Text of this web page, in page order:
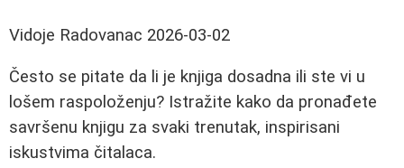
Vidoje Radovanac 2026-03-02
Često se pitate da li je knjiga dosadna ili ste vi u
lošem raspoloženju? Istražite kako da pronađete
savršenu knjigu za svaki trenutak, inspirisani
iskustvima čitalaca.